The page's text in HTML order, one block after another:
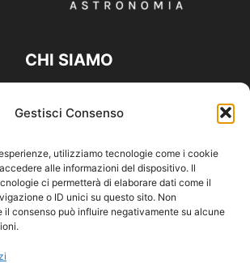
Gestisci Consenso
utilizziamo tecnologie come i cookie
alle informazioni del dispositivo. Il
ci permetterà di elaborare dati come il
o ID unici su questo sito. Non
il consenso può influire negativamente su alcune
CHI SIAMO
coelumastro@coelum.com
SEGUICI